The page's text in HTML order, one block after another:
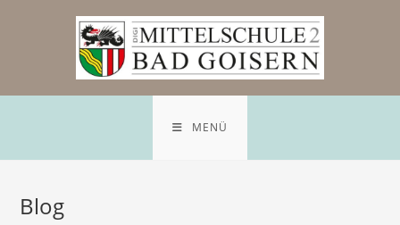
MENÜ
Blog